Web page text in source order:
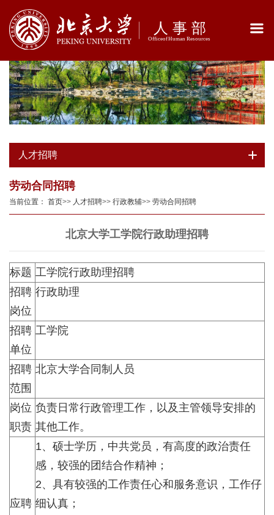
人才招聘
劳动合同招聘
当前位置： 首页>> 人才招聘>> 行政教辅>> 劳动合同招聘
北京大学工学院行政助理招聘
标题 工学院行政助理招聘
招聘
岗位
行政助理
招聘
单位
工学院
招聘
范围
北京大学合同制人员
岗位
职责
负责日常行政管理工作，以及主管领导安排的
其他工作。
应聘
1、硕士学历，中共党员，有高度的政治责任
感，较强的团结合作精神；
2、具有较强的工作责任心和服务意识，工作仔
细认真；